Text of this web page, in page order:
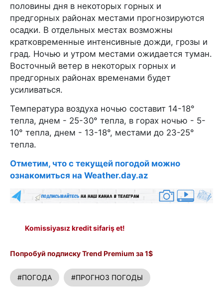
половины дня в некоторых горных и
предгорных районах местами прогнозируются
осадки. В отдельных местах возможны
кратковременные интенсивные дожди, грозы и
град. Ночью и утром местами ожидается туман.
Восточный ветер в некоторых горных и
предгорных районах временами будет
усиливаться.
Температура воздуха ночью составит 14-18°
тепла, днем - 25-30° тепла, в горах ночью - 5-
10° тепла, днем - 13-18°, местами до 23-25°
тепла.
Отметим, что с текущей погодой можно
ознакомиться на Weather.day.az
Komissiyasız kredit sifariş et!
Попробуй подписку Trend Premium за 1$
#ПОГОДА #ПРОГНОЗ ПОГОДЫ